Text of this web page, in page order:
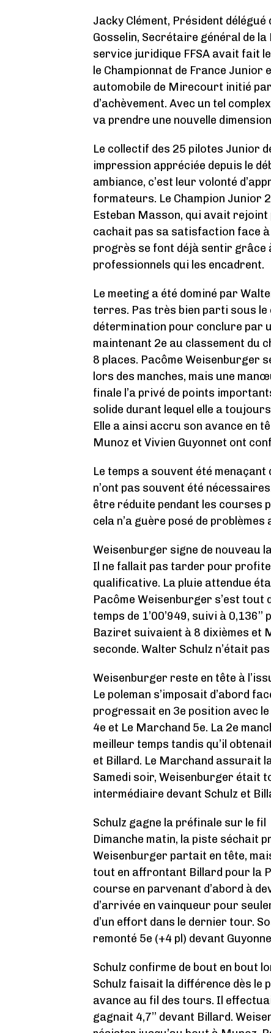
Jacky Clément, Président délégué
Gosselin, Secrétaire général de la
service juridique FFSA avait fait
le Championnat de France
automobile de Mirecourt initié
d’achèvement. Avec un tel
va prendre une nouvelle
Le collectif des 25 pilotes Junior
impression appréciée depuis le
ambiance, c’est leur volonté
formateurs. Le Champion Junior
Esteban Masson, qui avait
cachait pas sa satisfaction face
progrès se font déjà sentir grâce
professionnels qui les encadrent.
Le meeting a été dominé par
terres. Pas très bien parti sous le
détermination pour conclure par
maintenant 2e au classement du
8 places. Pacôme Weisenburger
lors des manches, mais une
finale l’a privé de points
solide durant lequel elle a
Elle a ainsi accru son avance en
Munoz et Vivien Guyonnet ont
Le temps a souvent été
n’ont pas souvent été
être réduite pendant les courses
cela n’a guère posé de
Weisenburger signe de nouveau
Il ne fallait pas tarder pour
qualificative. La pluie attendue
Pacôme Weisenburger s’est tout
temps de 1’00’949, suivi à
Baziret suivaient à 8 dixièmes et
seconde. Walter Schulz n’était
Weisenburger reste en tête à
Le poleman s’imposait d’abord
progressait en 3e position avec
4e et Le Marchand 5e. La 2e
meilleur temps tandis qu’il
et Billard. Le Marchand assurait
Samedi soir, Weisenburger était
intermédiaire devant Schulz et
Schulz gagne la préfinale sur le fil
Dimanche matin, la piste séchait
Weisenburger partait en tête,
tout en affrontant Billard pour la
course en parvenant d’abord à
d’arrivée en vainqueur pour
d’un effort dans le dernier tour.
remonté 5e (+4 pl) devant
Schulz confirme de bout en bout
Schulz faisait la différence dès le
avance au fil des tours. Il
gagnait 4,7’’ devant Billard.